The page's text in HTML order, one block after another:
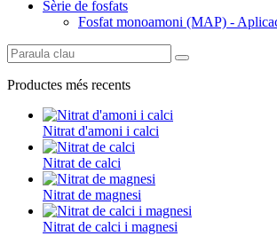
Sèrie de fosfats
Fosfat monoamoni (MAP) -
Productes més recents
Nitrat d'amoni i calci
Nitrat de calci
Nitrat de magnesi
Nitrat de calci i magnesi